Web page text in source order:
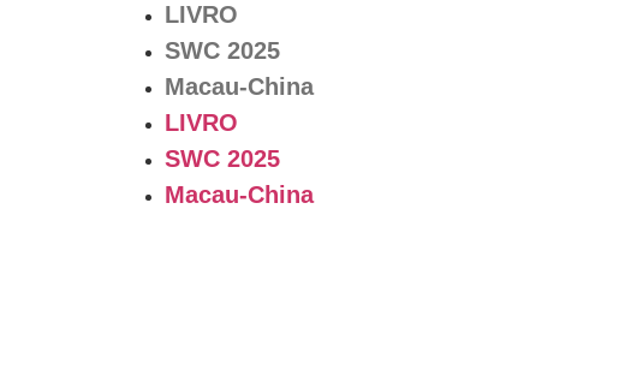
LIVRO
SWC 2025
Macau-China
LIVRO
SWC 2025
Macau-China